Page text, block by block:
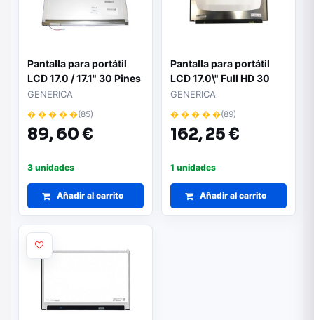
Pantalla para portátil
LCD 17.0 / 17.1" 30 Pines
WXGA - 1440x900 / Sin
GENERICA
� � � � �(85)
89,60 €
3 unidades
Añadir al carrito
Pantalla para portátil
LCD 17.0\" Full HD 30
Pines
GENERICA
� � � � �(89)
162,25 €
1 unidades
Añadir al carrito